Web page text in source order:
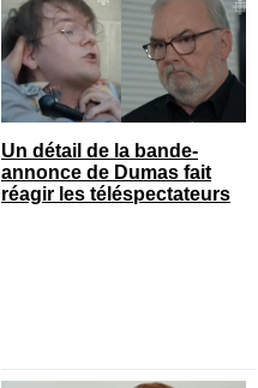
Un détail de la bande-
annonce de Dumas fait
réagir les téléspectateurs